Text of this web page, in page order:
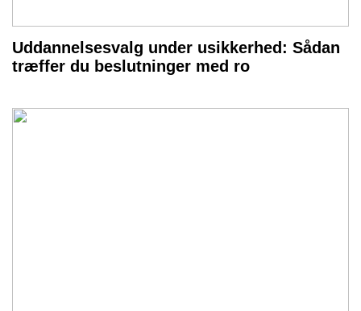
Uddannelsesvalg under usikkerhed: Sådan
træffer du beslutninger med ro